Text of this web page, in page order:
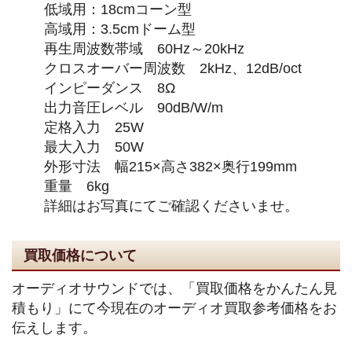
低域用：18cmコーン型
高域用：3.5cmドーム型
再生周波数帯域 60Hz～20kHz
クロスオーバー周波数 2kHz、12dB/oct
インピーダンス 8Ω
出力音圧レベル 90dB/W/m
定格入力 25W
最大入力 50W
外形寸法 幅215×高さ382×奥行199mm
重量 6kg
詳細はお写真にてご確認くださいませ。
買取価格について
オーディオサウンドでは、「買取価格をかんたん見
積もり」にて今現在のオーディオ買取参考価格をお
伝えします。